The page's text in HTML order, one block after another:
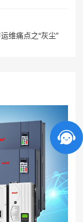
维痛点之“灰尘”